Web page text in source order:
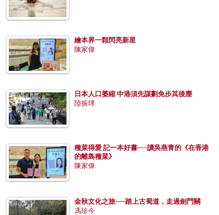
繪本界一顆閃亮新星
陳家偉
日本人口萎縮 中港須先謀劃免步其後塵
陸振球
種菜得愛 記一本好書──讀吳燕青的《在香港
的離島種菜》
陳家偉
金秋文化之旅──踏上古蜀道，走過劍門關
馮珍今